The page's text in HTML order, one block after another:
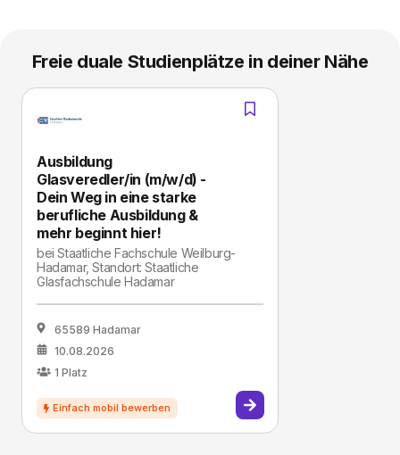
Freie duale Studienplätze in deiner Nähe
Ausbildung
Glasveredler/in (m/w/d) -
Dein Weg in eine starke
berufliche Ausbildung &
mehr beginnt hier!
beiStaatliche Fachschule Weilburg-
Hadamar, Standort: Staatliche
Glasfachschule Hadamar
65589 Hadamar
10.08.2026
1 Platz